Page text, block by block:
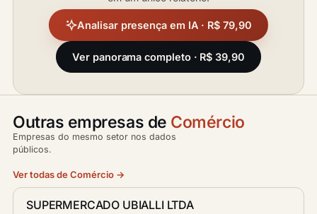
Analisar presença em IA · R$ 79,90
Ver panorama completo · R$ 39,90
Outras empresas de Comércio
Empresas do mesmo setor nos dados
públicos.
Ver todas de Comércio →
SUPERMERCADO UBIALLI LTDA